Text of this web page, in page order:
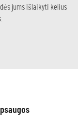
jums išlaikyti kelius